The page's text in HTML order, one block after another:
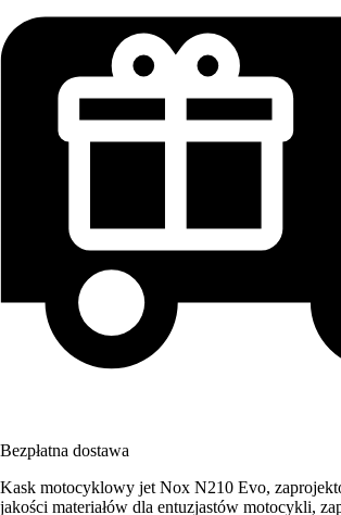
Bezpłatna dostawa
Kask motocyklowy jet Nox N210 Evo,
jakości materiałów dla entuzjastów motocykli,